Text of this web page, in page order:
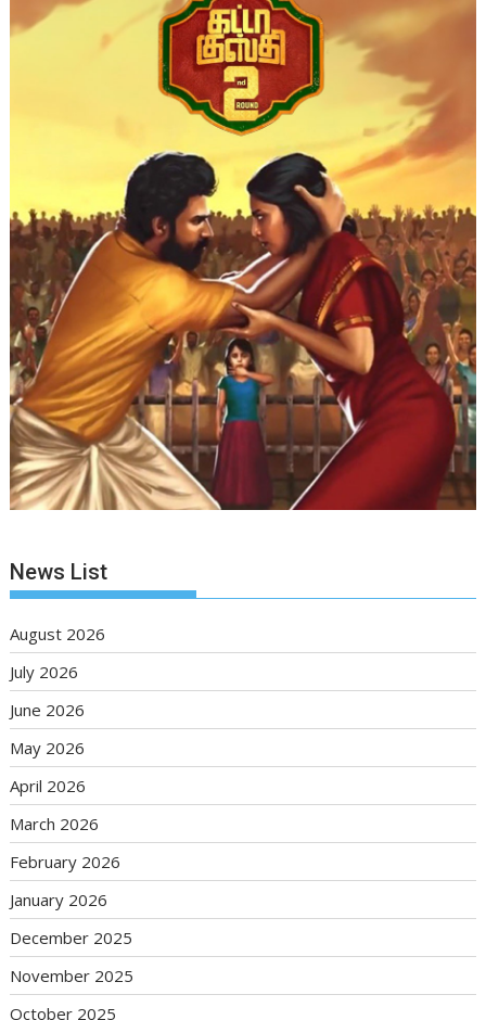
News List
August 2026
July 2026
June 2026
May 2026
April 2026
March 2026
February 2026
January 2026
December 2025
November 2025
October 2025